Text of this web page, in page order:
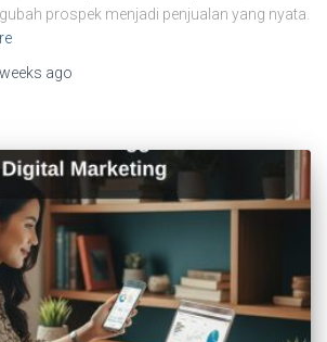
prospek menjadi penjualan yang nyata.
ago